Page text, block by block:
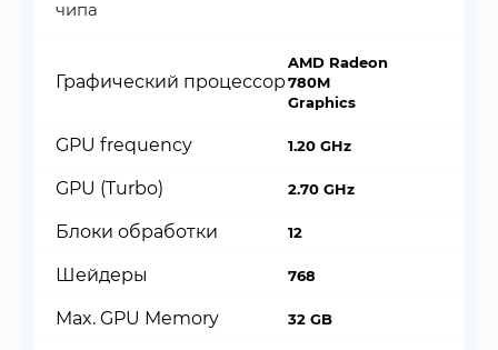
чипа
Графический процессор
AMD Radeon
780M
Graphics
GPU frequency 1.20 GHz
GPU (Turbo) 2.70 GHz
Блоки обработки 12
Шейдеры 768
Max. GPU Memory 32 GB